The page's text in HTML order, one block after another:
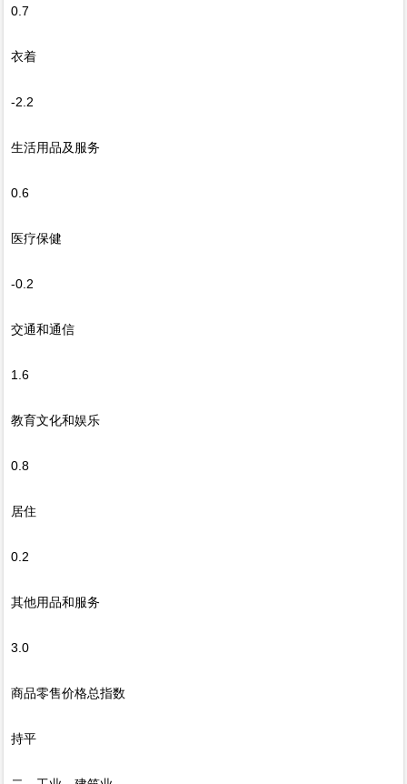
0.7
衣着
-2.2
生活用品及服务
0.6
医疗保健
-0.2
交通和通信
1.6
教育文化和娱乐
0.8
居住
0.2
其他用品和服务
3.0
商品零售价格总指数
持平